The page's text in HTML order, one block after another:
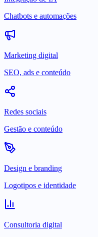
Chatbots e automações
Marketing digital
SEO, ads e conteúdo
Redes sociais
Gestão e conteúdo
Design e branding
Logotipos e identidade
Consultoria digital